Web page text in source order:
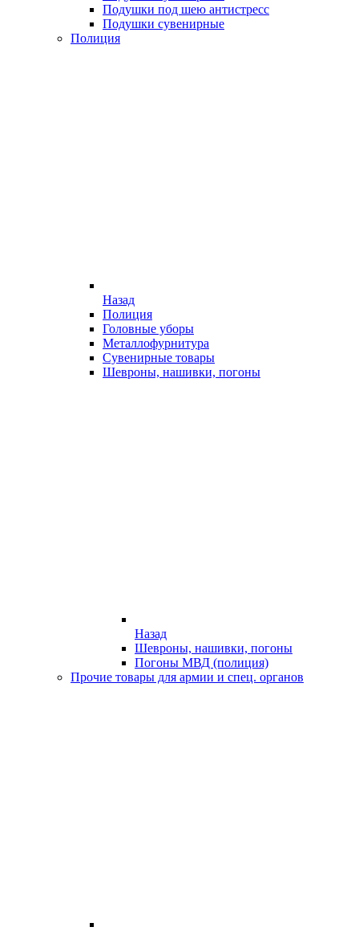
Подушки под шею антистресс
Подушки сувенирные
Полиция
Назад
Полиция
Головные уборы
Металлофурнитура
Сувенирные товары
Шевроны, нашивки, погоны
Назад
Шевроны, нашивки, погоны
Погоны МВД (полиция)
Прочие товары для армии и спец. органов